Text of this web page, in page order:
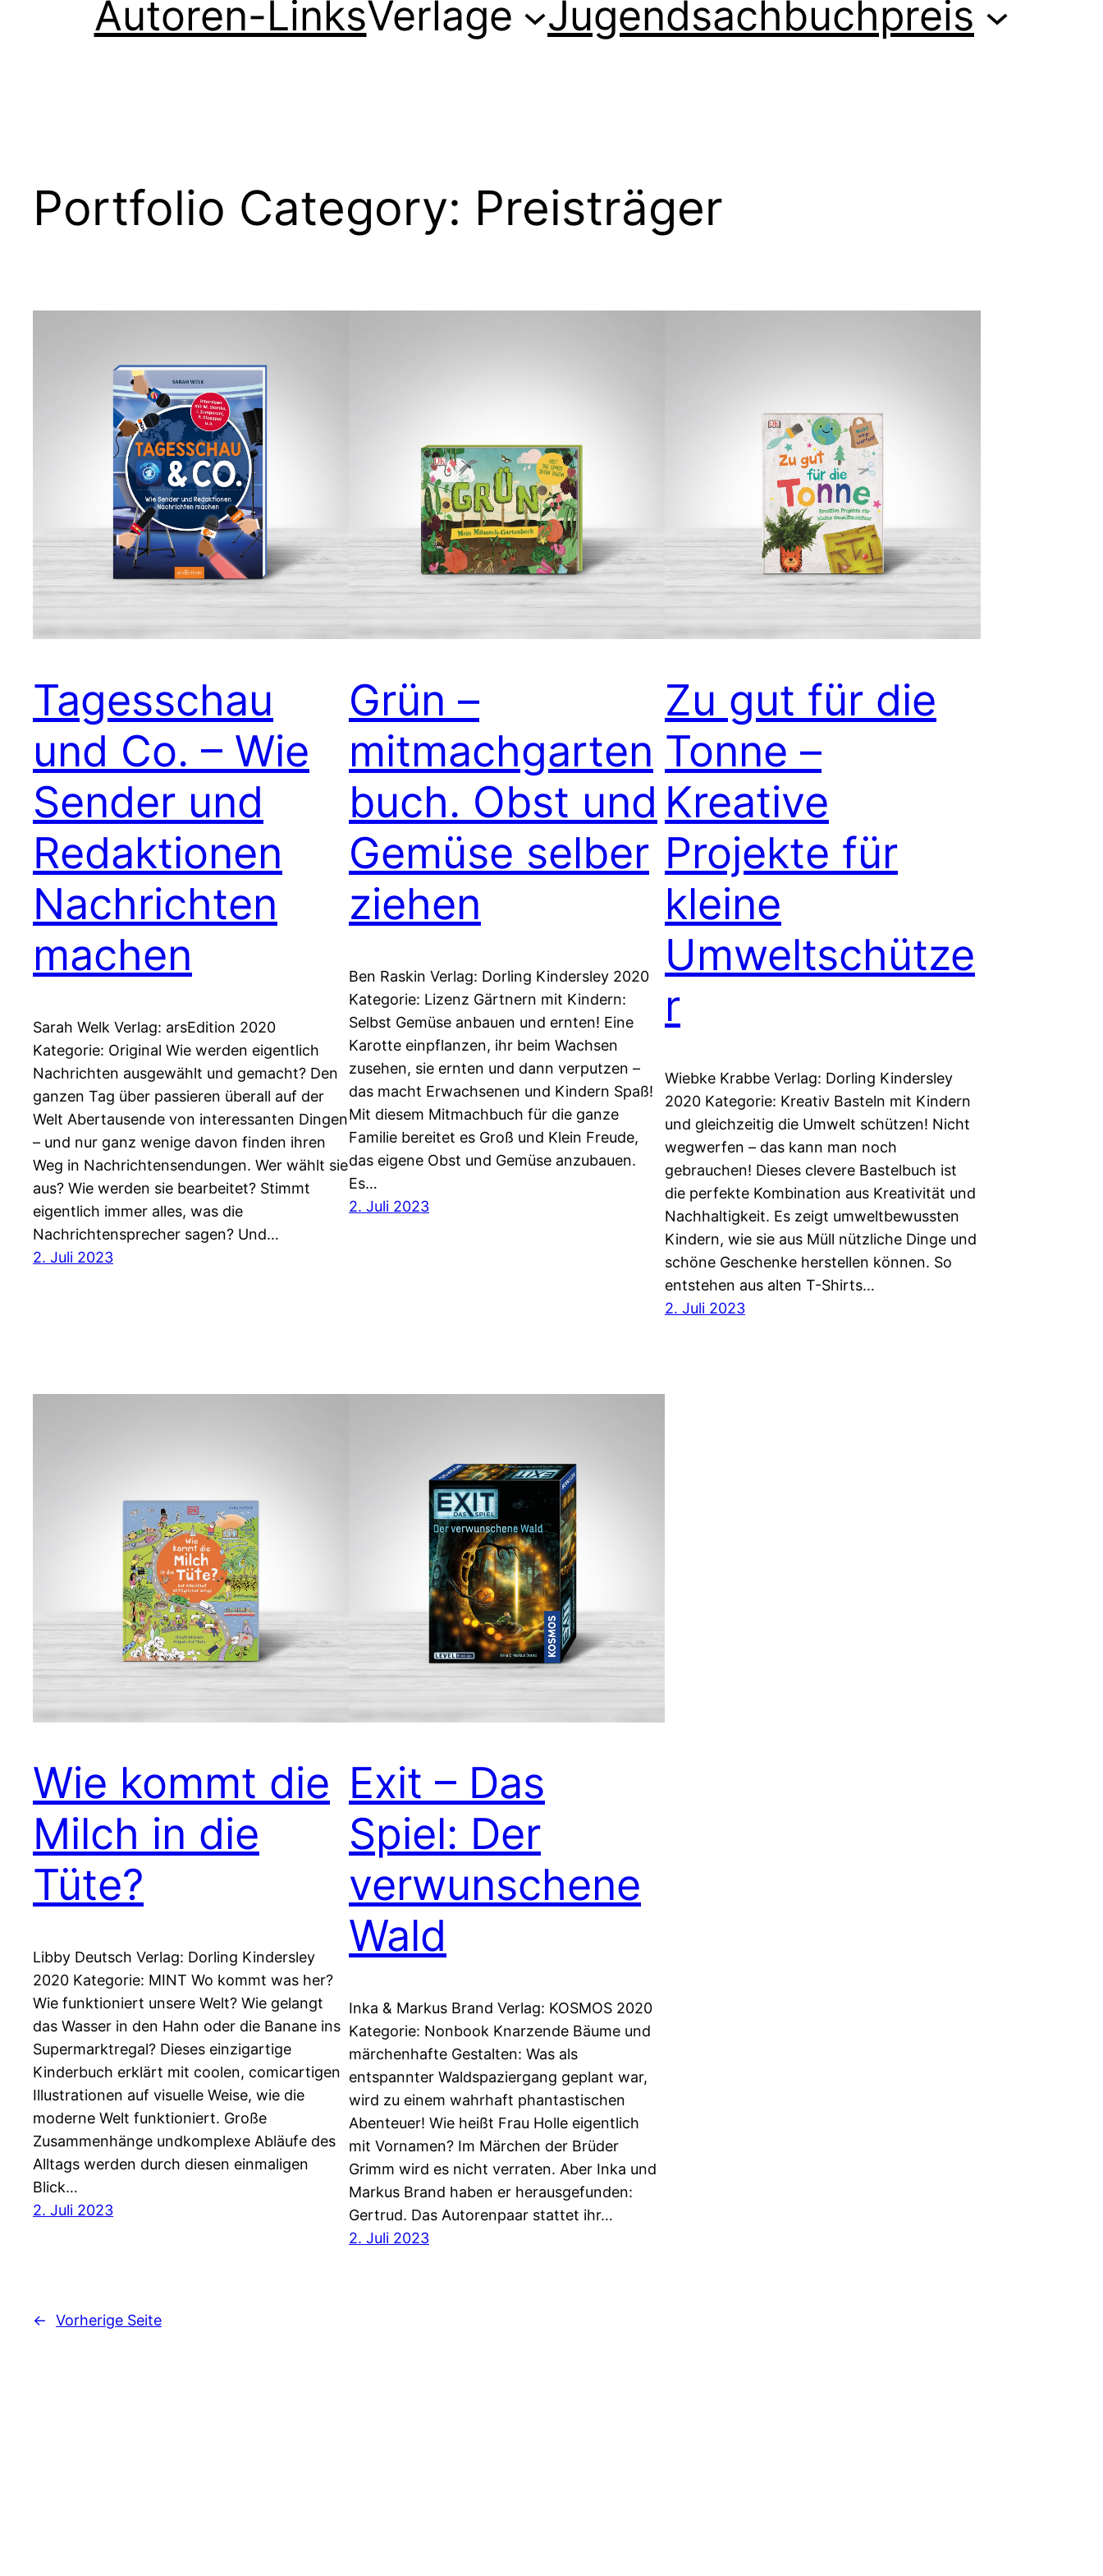
Autoren-LinksVerlage Jugendsachbuchpreis
Portfolio Category: Preisträger
Tagesschau
und Co. – Wie
Sender und
Redaktionen
Nachrichten
machen
Sarah Welk Verlag: arsEdition 2020
Kategorie: Original Wie werden eigentlich
Nachrichten ausgewählt und gemacht? Den
ganzen Tag über passieren überall auf der
Welt Abertausende von interessanten Dingen
– und nur ganz wenige davon finden ihren
Weg in Nachrichtensendungen. Wer wählt sie
aus? Wie werden sie bearbeitet? Stimmt
eigentlich immer alles, was die
Nachrichtensprecher sagen? Und…
2. Juli 2023
Grün –
mitmachgarten
buch. Obst und
Gemüse selber
ziehen
Ben Raskin Verlag: Dorling Kindersley 2020
Kategorie: Lizenz Gärtnern mit Kindern:
Selbst Gemüse anbauen und ernten! Eine
Karotte einpflanzen, ihr beim Wachsen
zusehen, sie ernten und dann verputzen –
das macht Erwachsenen und Kindern Spaß!
Mit diesem Mitmachbuch für die ganze
Familie bereitet es Groß und Klein Freude,
das eigene Obst und Gemüse anzubauen.
Es…
2. Juli 2023
Zu gut für die
Tonne –
Kreative
Projekte für
kleine
Umweltschütze
r
Wiebke Krabbe Verlag: Dorling Kindersley
2020 Kategorie: Kreativ Basteln mit Kindern
und gleichzeitig die Umwelt schützen! Nicht
wegwerfen – das kann man noch
gebrauchen! Dieses clevere Bastelbuch ist
die perfekte Kombination aus Kreativität und
Nachhaltigkeit. Es zeigt umweltbewussten
Kindern, wie sie aus Müll nützliche Dinge und
schöne Geschenke herstellen können. So
entstehen aus alten T-Shirts…
2. Juli 2023
Wie kommt die
Milch in die
Tüte?
Libby Deutsch Verlag: Dorling Kindersley
2020 Kategorie: MINT Wo kommt was her?
Wie funktioniert unsere Welt? Wie gelangt
das Wasser in den Hahn oder die Banane ins
Supermarktregal? Dieses einzigartige
Kinderbuch erklärt mit coolen, comicartigen
Illustrationen auf visuelle Weise, wie die
moderne Welt funktioniert. Große
Zusammenhänge undkomplexe Abläufe des
Alltags werden durch diesen einmaligen
Blick…
2. Juli 2023
Exit – Das
Spiel: Der
verwunschene
Wald
Inka & Markus Brand Verlag: KOSMOS 2020
Kategorie: Nonbook Knarzende Bäume und
märchenhafte Gestalten: Was als
entspannter Waldspaziergang geplant war,
wird zu einem wahrhaft phantastischen
Abenteuer! Wie heißt Frau Holle eigentlich
mit Vornamen? Im Märchen der Brüder
Grimm wird es nicht verraten. Aber Inka und
Markus Brand haben er herausgefunden:
Gertrud. Das Autorenpaar stattet ihr…
2. Juli 2023
← Vorherige Seite